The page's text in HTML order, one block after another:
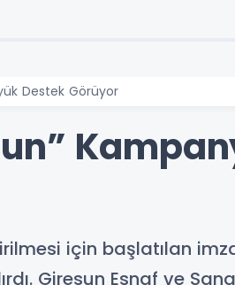
Destek Görüyor
için başlatılan
Giresun Esnaf ve